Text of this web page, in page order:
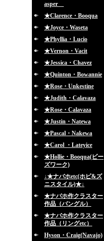
asper
★Clarence・Booqua
★Joyce・Waseta
★Phyllia・Lucio
★Vernon・Vacit
★Jessica・Chavez
★Quinton・Bowannie
★Rose・Unkestine
★Judith・Calavaza
★Rose・Calavaza
★Justin・Natewa
★Pascal・Nakewa
★Carol ・Lateyice
★Hollie・Booqua(ビー
ズワーク)
↓★ナバホetc(ホピ&ズ
ニスタイル)★↓
★ナバホ作クラスター
作品（バングル）
★ナバホ作クラスター
作品（リングetc）
Hyson・Craig(Navajo)